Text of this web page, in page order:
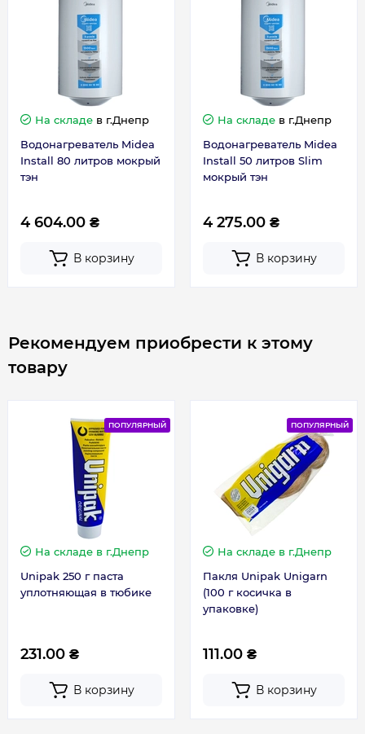
обслуживанию (ТО) и срокам замены анода
содержатся в гарантийном талоне или в
инструкции по эксплуатации. В случае
несоблюдения этих правил, гарантийные
обязательства не поддерживаются сервисным
центром.
Толщина бака
Мокрый
Форма
Страна производства Китай
Вес, кг
Глубина, мм 700
Гарантия на электрическую часть 1 год
Гарантия производителя, мес
Контакты сервисного центра 0800501690
На складе в г.Днепр
Водонагреватель Midea
Install 80 литров мокрый
тэн
4 604.00 ₴
В корзину
На складе в г.Днепр
Водонагреватель Midea
Install 50 литров Slim
мокрый тэн
4 275.00 ₴
В корзину
Рекомендуем приобрести к этому
товару
ПОПУЛЯРНЫЙ
На складе в г.Днепр
Unipak 250 г паста
уплотняющая в тюбике
231.00 ₴
В корзину
ПОПУЛЯРНЫЙ
На складе в г.Днепр
Пакля Unipak Unigarn
(100 г косичка в
упаковке)
111.00 ₴
В корзину